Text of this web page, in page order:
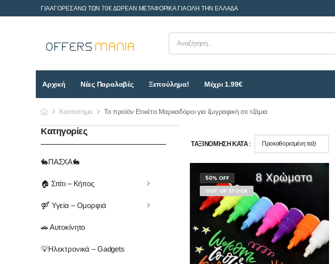
ΓΙΑ ΑΓΟΡΕΣ ΑΝΩ ΤΩΝ 70€ ΔΩΡΕΑΝ ΜΕΤΑΦΟΡΙΚΑ ΓΙΑ ΟΛΗ ΤΗΝ ΕΛΛΑΔΑ
Αρχική Νέες Παραλαβές Ξεπούλημα! Μέχρι 1.99€
Κατάστημα
Το προϊόν Ετικέτα Μαρκαδόροι για ζωγραφική σε τζάμια
Κατηγορίες
🐇ΠΑΣΧΑ🐇
🏠 Σπίτι – Κήπος
⚤ Υγεία – Ομορφιά
🚗 Αυτοκίνητο
💡Ηλεκτρονικά – Gadgets
ΤΑΞΙΝΌΜΗΣΗ ΚΑΤΆ :
50% OFF
OUT OF STOCK